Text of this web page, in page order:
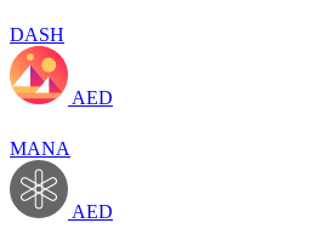
DASH
AED
MANA
AED